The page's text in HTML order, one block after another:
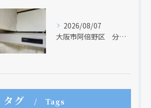
2026/08/07
大阪市阿倍野区 分譲マンションのレンジフード取替リフォーム工事 タカラスタンダード
タグ Tags